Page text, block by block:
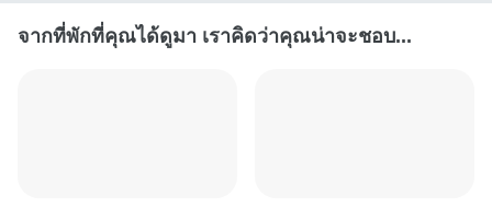
จากที่พักที่คุณได้ดูมา เราคิดว่าคุณน่าจะชอบ...